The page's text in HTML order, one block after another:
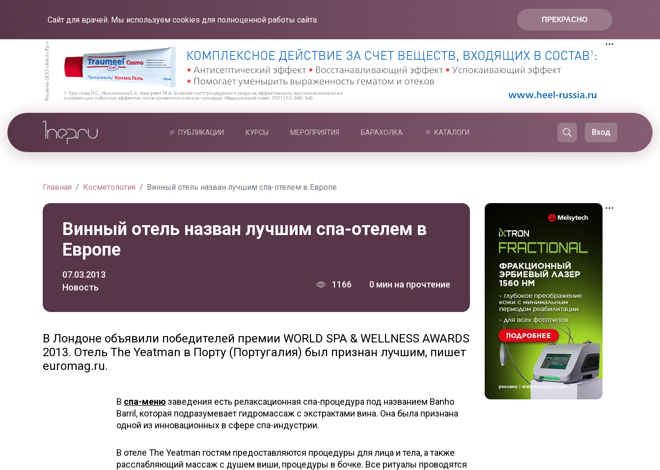
ПРЕКРАСНО
Сайт для врачей. Мы используем cookies для полноценной работы сайта.
ПУБЛИКАЦИИ КУРСЫ МЕРОПРИЯТИЯ БАРАХОЛКА КАТАЛОГИ Вход
Главная Косметология Винный отель назван лучшим спа-отелем в Европе
Винный отель назван лучшим спа-отелем в
Европе
07.03.2013
Новость
1166 0 мин на прочтение
В Лондоне объявили победителей премии WORLD SPA & WELLNESS AWARDS
2013. Отель The Yeatman в Порту (Португалия) был признан лучшим, пишет
euromag.ru.
В спа-меню заведения есть релаксационная спа-процедура под названием Banho
Barril, которая подразумевает гидромассаж с экстрактами вина. Она была признана
одной из инновационных в сфере спа-индустрии.
В отеле The Yeatman гостям предоставляются процедуры для лица и тела, а также
расслабляющий массаж с душем виши, процедуры в бочке. Все ритуалы проводятся